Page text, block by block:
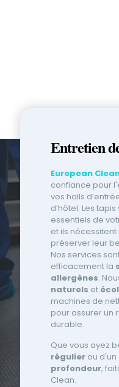
Entretien
European
confiance pour
vos halls
d’hôtel. Les
essentiels de
et ils
préserver leur
Nos services
efficacement la
allergènes.
naturels et
machines de
pour assurer un
durable.
Que vous ayez
régulier ou d'un
profondeur,
Clean.